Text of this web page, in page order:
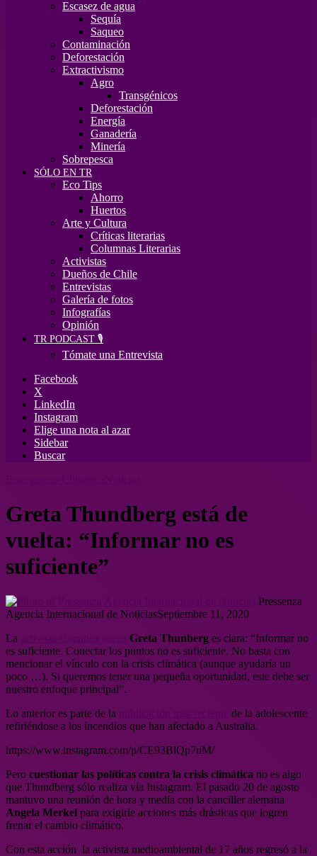
Escasez de agua
Sequía
Saqueo
Contaminación
Deforestación
Extractivismo
Agro
Transgénicos
Deforestación
Energía
Ganadería
Minería
Sobrepesca
SÓLO EN TR
Eco Tips
Ahorro
Huertos
Arte y Cultura
Críticas literarias
Columnas Literarias
Activistas
Dueños de Chile
Entrevistas
Galería de fotos
Infografías
Opinión
TR PODCAST 🎙️
Tómate una Entrevista
Facebook
X
LinkedIn
Instagram
Elige una nota al azar
Sidebar
Buscar
Greta Thundberg está de
vuelta: “Informar no es
suficiente”
Pressenza
Agencia Internacional de NoticiasSeptiembre 11, 2020
La
Greta Thunberg es clara: “Informar no
es suficiente. Conectar los puntos no es suficiente. No basta con
mencionar el vínculo con la crisis climática (aunque ayudaría un
poco …). Si queremos tener una pequeña oportunidad, este debe ser
nuestro enfoque principal”.
Lo anterior es parte de la
de la adolescente
refiriéndose a los incendios que han afectado a Australia.
https://www.instagram.com/p/CE93BlQp7uM/
Pero cuestionar las políticas contra la crisis climática no es algo
que Thundberg sólo realiza vía Instagram. El pasado 20 de agosto
mantuvo una reunión de hora y media con la canciller alemana
Angela Merkel para exigirle acciones más drásticas que logren
frenar el cambio climático.
Con esta acción la activista medioambiental de 17 años regresó a la